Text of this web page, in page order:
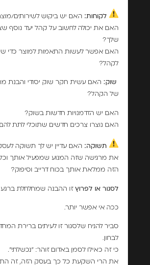
לקוחות: האם יש ביקוש לשירותים/
האם את יכולה לחשוב על קהל יעד נוסף
שלך?
האם אפשר לעשות התאמות למוצר כדי
לקהל?
שוק: האם עשית חקר שוק יסודי והבנת
של הקהל?
האם יש הזדמנויות חדשות בשוק?
האם נוצרו צרכים חדשים שתוכלי לתת
תשוקה: האם עדיין יש לך תשוקה
את מרגישה שזה המנוע שמפעיל אותך
הזה ממלאת אותך בכוח דרייב וסיפוק?
לסגור או לפרוץזו ההבנה שמחלחלת ברגע
ככה אי אפשר יותר.
סביר להניח שלסגור זו לעיתים ברירת
לבחון.
כי זה כאילו לסמן באדום זוהר: "נכשלתי".
את הרי השקעת כל כך בעסק הזה, זה